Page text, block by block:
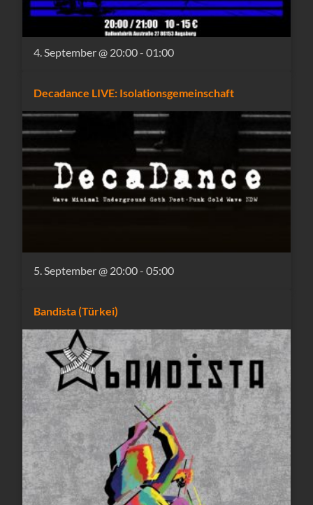
4. September @ 20:00-01:00
Decadance LIVE: Isolationsgemeinschaft
5. September @ 20:00-05:00
Bandista (Türkei)